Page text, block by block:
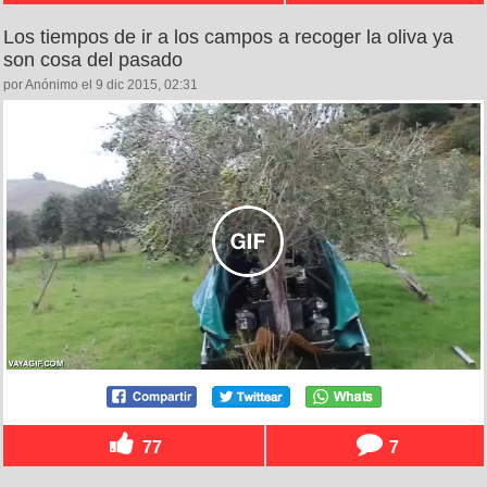
Los tiempos de ir a los campos a recoger la oliva ya
son cosa del pasado
por Anónimo el 9 dic 2015, 02:31
77 7